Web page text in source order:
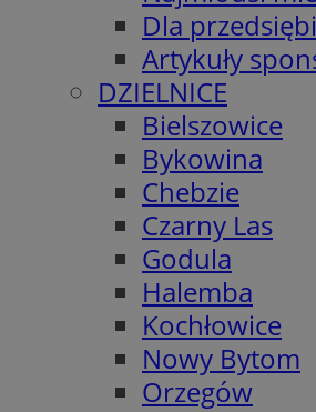
Dla
Artykuły
DZIELNICE
Bielszowice
Bykowina
Chebzie
Czarny Las
Godula
Halemba
Kochłowice
Nowy Bytom
Orzegów